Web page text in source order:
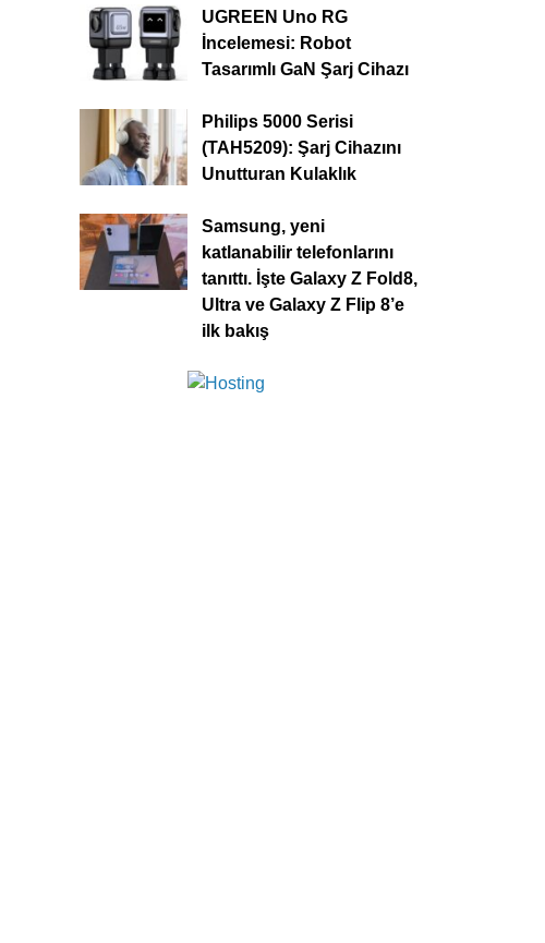
UGREEN Uno RG
İncelemesi: Robot
Tasarımlı GaN Şarj Cihazı
Philips 5000 Serisi
(TAH5209): Şarj Cihazını
Unutturan Kulaklık
Samsung, yeni
katlanabilir telefonlarını
tanıttı. İşte Galaxy Z Fold8,
Ultra ve Galaxy Z Flip 8’e
ilk bakış